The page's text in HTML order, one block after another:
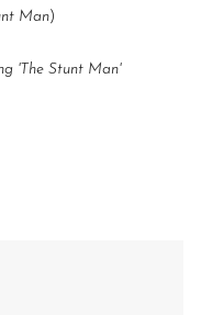
Man)
'The Stunt Man'